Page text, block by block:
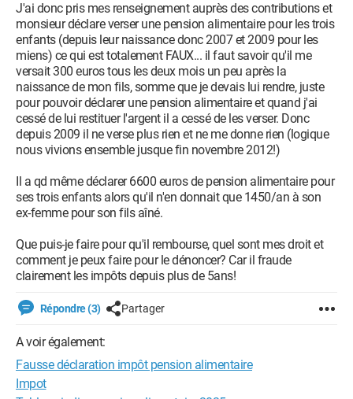
J'ai donc pris mes renseignement auprès des contributions et
monsieur déclare verser une pension alimentaire pour les trois
enfants (depuis leur naissance donc 2007 et 2009 pour les
miens) ce qui est totalement FAUX... il faut savoir qu'il me
versait 300 euros tous les deux mois un peu après la
naissance de mon fils, somme que je devais lui rendre, juste
pour pouvoir déclarer une pension alimentaire et quand j'ai
cessé de lui restituer l'argent il a cessé de les verser. Donc
depuis 2009 il ne verse plus rien et ne me donne rien (logique
nous vivions ensemble jusque fin novembre 2012!)
Il a qd même déclarer 6600 euros de pension alimentaire pour
ses trois enfants alors qu'il n'en donnait que 1450/an à son
ex-femme pour son fils aîné.
Que puis-je faire pour qu'il rembourse, quel sont mes droit et
comment je peux faire pour le dénoncer? Car il fraude
clairement les impôts depuis plus de 5ans!
Répondre (3) Partager
A voir également:
Fausse déclaration impôt pension alimentaire
Impot